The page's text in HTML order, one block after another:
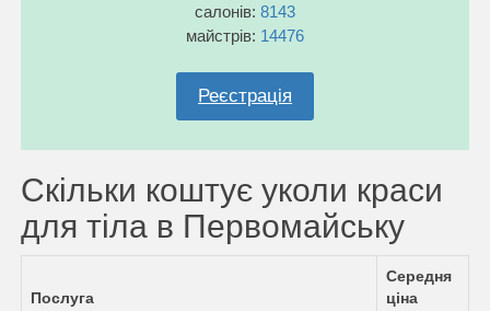
салонів: 8143
майстрів: 14476
Реєстрація
Скільки коштує уколи краси
для тіла в Первомайську
Послуга
Середня
ціна